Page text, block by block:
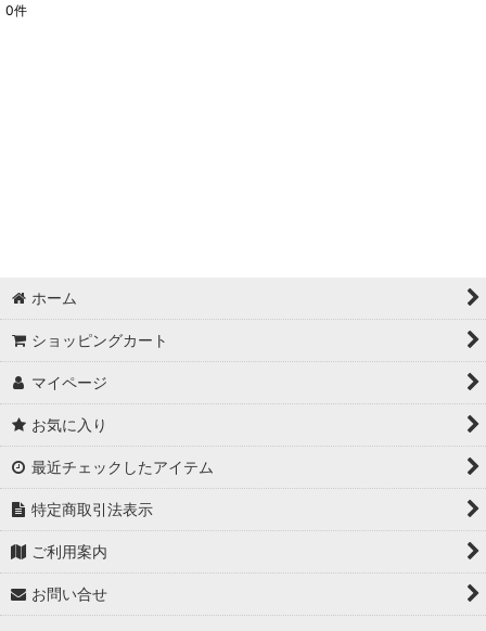
0件
ホーム
ショッピングカート
マイページ
お気に入り
最近チェックしたアイテム
特定商取引法表示
ご利用案内
お問い合せ